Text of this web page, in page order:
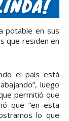
potable en sus
que residen en
el país está
luego
permitió que
que “en esta
lo que